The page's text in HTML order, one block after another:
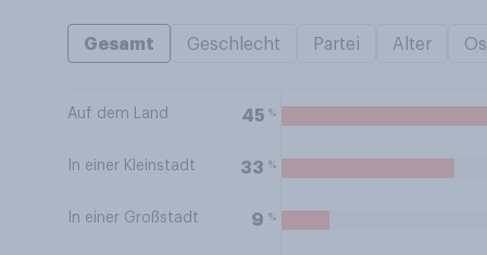
Gesamt Geschlecht Partei Alter
Auf dem Land 45 %
In einer Kleinstadt 33 %
In einer Großstadt 9 %